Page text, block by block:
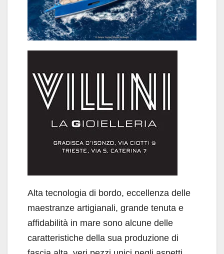
Alta tecnologia di bordo, eccellenza delle
maestranze artigianali, grande tenuta e
affidabilità in mare sono alcune delle
caratteristiche della sua produzione di